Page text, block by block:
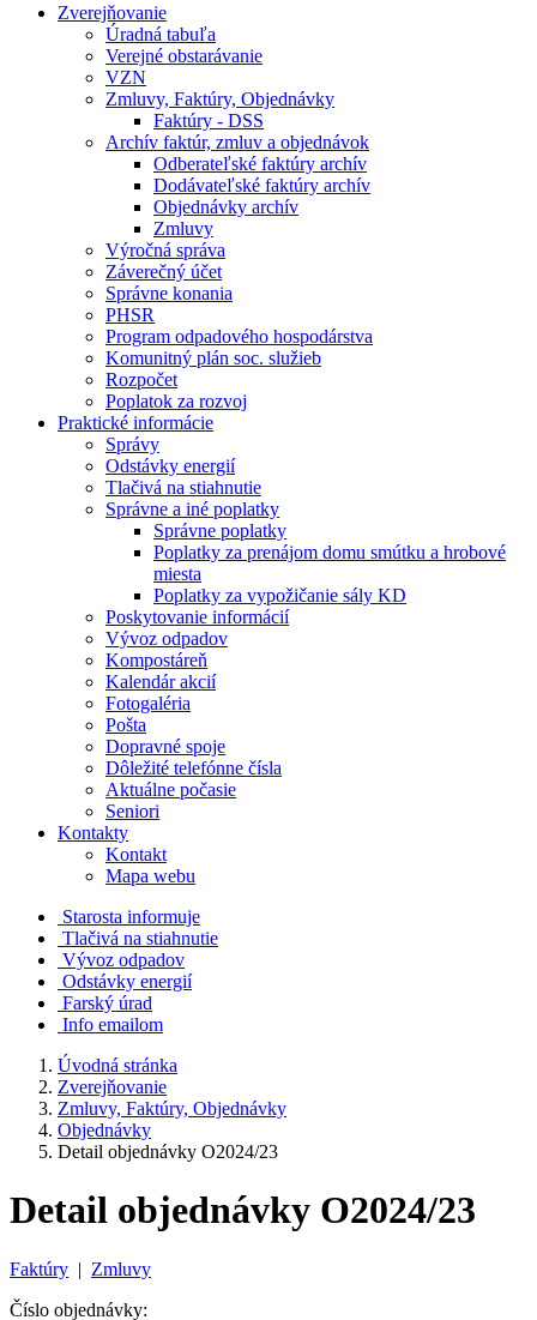
Zverejňovanie
Úradná tabuľa
Verejné obstarávanie
VZN
Zmluvy, Faktúry, Objednávky
Faktúry - DSS
Archív faktúr, zmluv a objednávok
Odberateľské faktúry archív
Dodávateľské faktúry archív
Objednávky archív
Zmluvy
Výročná správa
Záverečný účet
Správne konania
PHSR
Program odpadového hospodárstva
Komunitný plán soc. služieb
Rozpočet
Poplatok za rozvoj
Praktické informácie
Správy
Odstávky energií
Tlačivá na stiahnutie
Správne a iné poplatky
Správne poplatky
Poplatky za prenájom domu smútku a hrobové
miesta
Poplatky za vypožičanie sály KD
Poskytovanie informácií
Vývoz odpadov
Kompostáreň
Kalendár akcií
Fotogaléria
Pošta
Dopravné spoje
Dôležité telefónne čísla
Aktuálne počasie
Seniori
Kontakty
Kontakt
Mapa webu
Starosta informuje
Tlačivá na stiahnutie
Vývoz odpadov
Odstávky energií
Farský úrad
Info emailom
Úvodná stránka
Zverejňovanie
Zmluvy, Faktúry, Objednávky
Objednávky
Detail objednávky O2024/23
Detail objednávky O2024/23
Faktúry | Zmluvy
Číslo objednávky: